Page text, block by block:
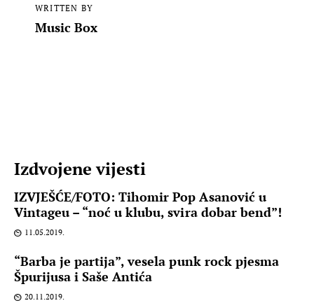
WRITTEN BY
Music Box
Izdvojene vijesti
IZVJEŠĆE/FOTO: Tihomir Pop Asanović u
Vintageu – “noć u klubu, svira dobar bend”!
11.05.2019.
“Barba je partija”, vesela punk rock pjesma
Špurijusa i Saše Antića
20.11.2019.